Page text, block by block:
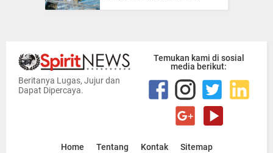
Beritanya Lugas, Jujur dan
Dapat Dipercaya.
Temukan kami di sosial
media berikut:
Home Tentang Kontak Sitemap